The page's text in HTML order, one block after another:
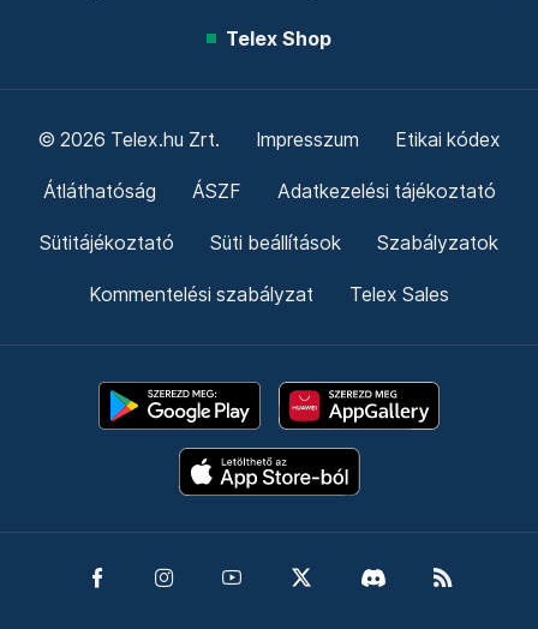
Telex Shop
© 2026 Telex.hu Zrt. Impresszum Etikai kódex
Átláthatóság ÁSZF Adatkezelési tájékoztató
Sütitájékoztató Süti beállítások Szabályzatok
Kommentelési szabályzat Telex Sales